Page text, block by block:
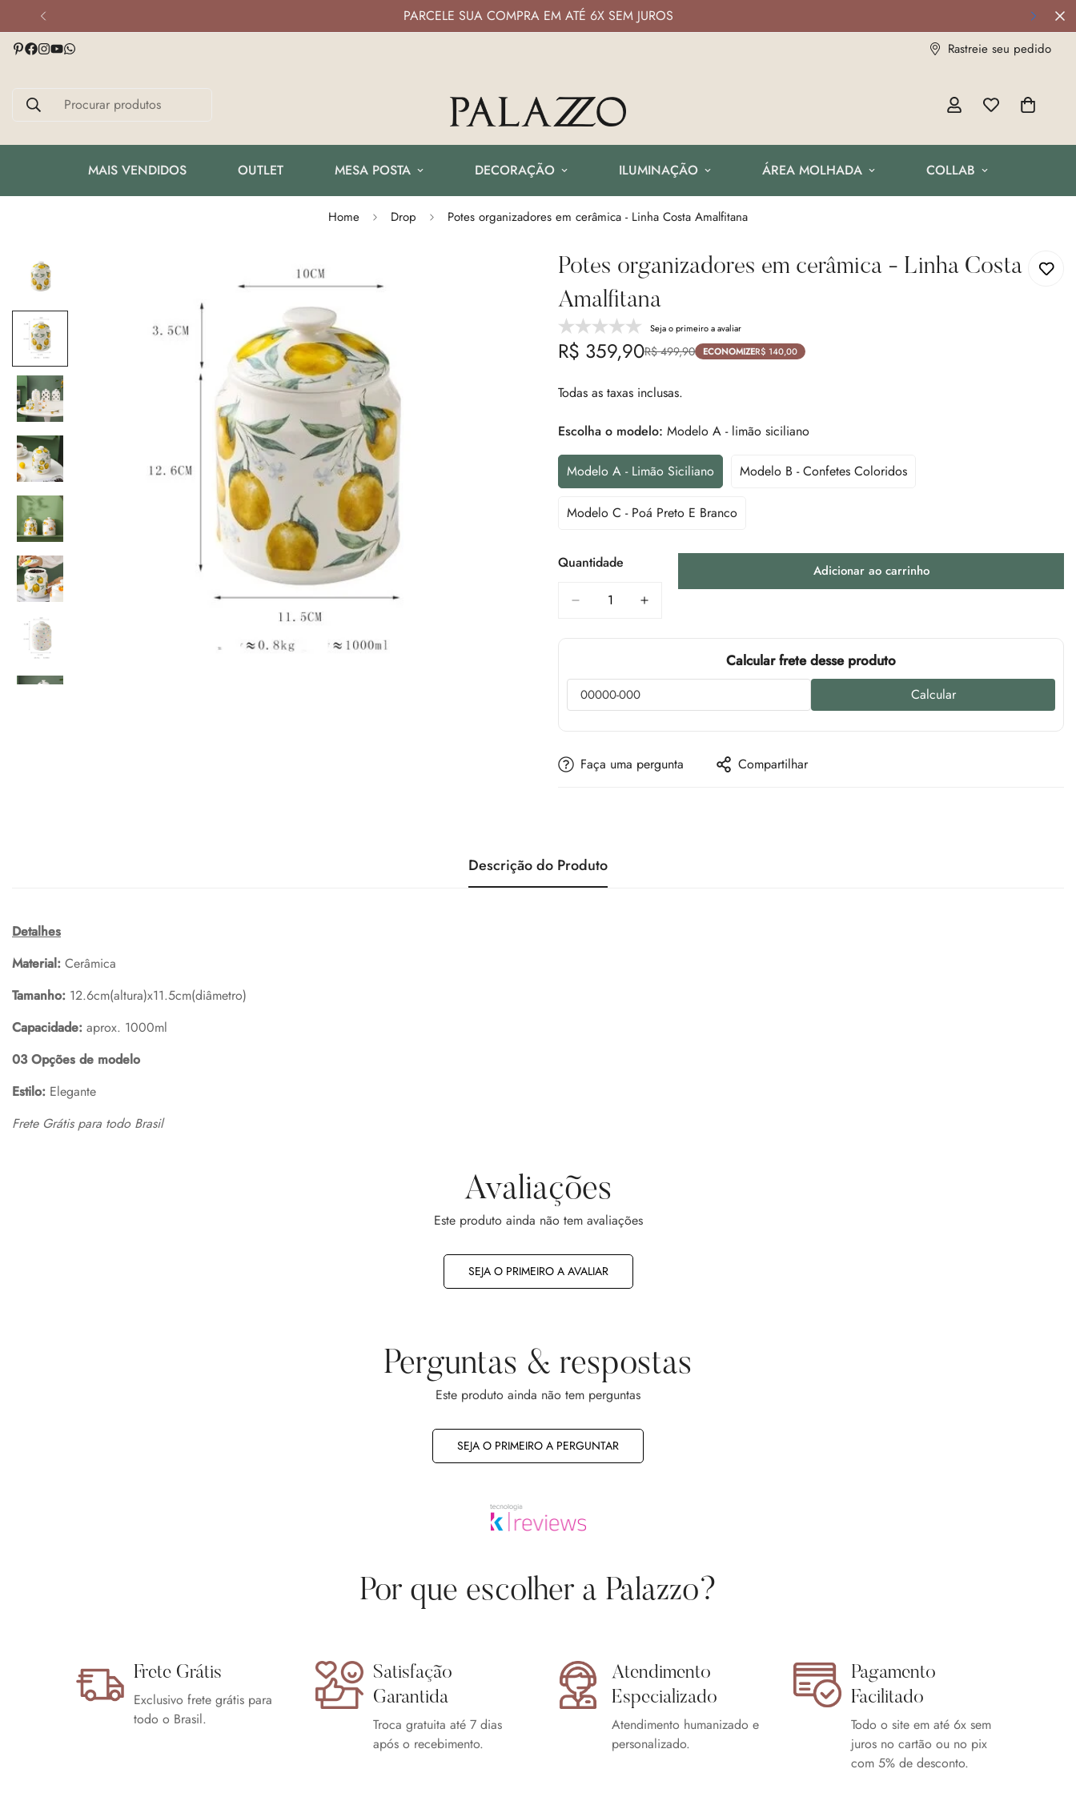
PARCELE SUA COMPRA EM ATÉ 6X SEM JUROS
Rastreie seu pedido
Procurar produtos
MAIS VENDIDOS OUTLET MESA POSTA DECORAÇÃO ILUMINAÇÃO ÁREA MOLHADA COLLAB
Home Drop Potes organizadores em cerâmica - Linha Costa Amalfitana
Potes organizadores em cerâmica - Linha Costa
Amalfitana
Seja o primeiro a avaliar
Preço
venda
R$ 359,90
Preço
R$ 499,90 ECONOMIZER$ 140,00
Todas as taxas inclusas.
Escolha o modelo: Modelo A - limão siciliano
Modelo A - Limão Siciliano
Variante
Esgotada
Ou
Modelo B - Confetes Coloridos
Variante
Modelo C - Poá Preto E Branco
Variante
Quantidade Adicionar ao carrinho
Calcular frete desse produto
Calcular
Faça uma pergunta Compartilhar
Descrição do Produto
Detalhes
Material: Cerâmica
Tamanho: 12.6cm(altura)x11.5cm(diâmetro)
Capacidade: aprox. 1000ml
03 Opções de modelo
Estilo: Elegante
Frete Grátis para todo Brasil
Avaliações
Este produto ainda não tem avaliações
SEJA O PRIMEIRO A AVALIAR
Perguntas & respostas
Este produto ainda não tem perguntas
SEJA O PRIMEIRO A PERGUNTAR
Por que escolher a Palazzo?
Frete Grátis
Exclusivo frete grátis para
todo o Brasil.
Satisfação
Garantida
Troca gratuita até 7 dias
após o recebimento.
Atendimento
Especializado
Atendimento humanizado e
personalizado.
Pagamento
Facilitado
Todo o site em até 6x sem
juros no cartão ou no pix
com 5% de desconto.
Are you 18 years old or older?